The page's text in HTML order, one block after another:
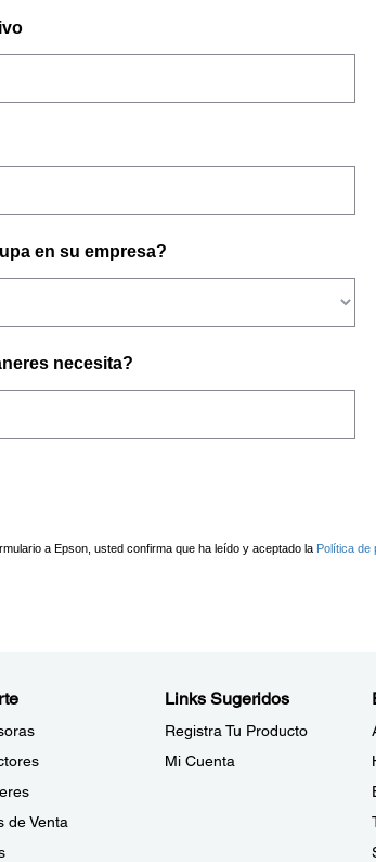
de Venta
Links Sugeridos
Registra Tu Producto
Mi Cuenta